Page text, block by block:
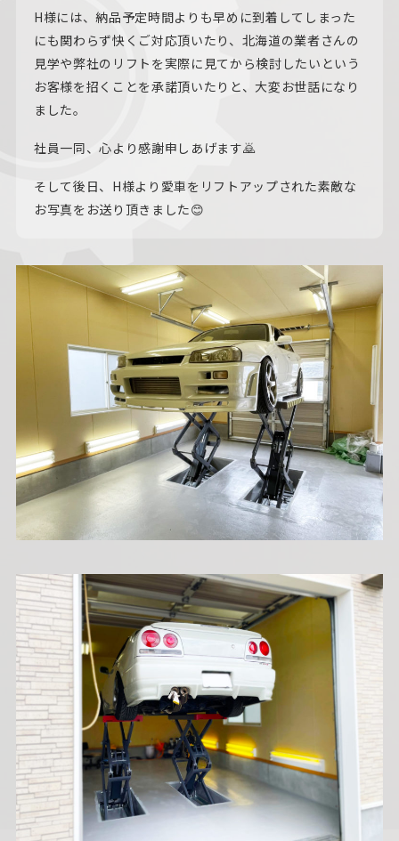
H様には、納品予定時間よりも早めに到着してしまった
にも関わらず快くご対応頂いたり、北海道の業者さんの
見学や弊社のリフトを実際に見てから検討したいという
お客様を招くことを承諾頂いたりと、大変お世話になり
ました。
社員一同、心より感謝申しあげます🙇
そして後日、H様より愛車をリフトアップされた素敵な
お写真をお送り頂きました😊